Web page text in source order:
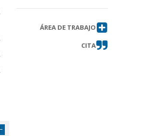
ÁREA DE TRABAJO
CITA